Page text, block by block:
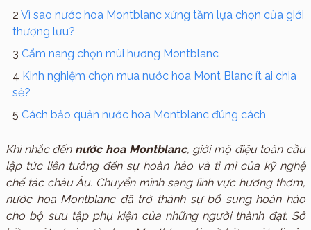
Vì sao nước hoa Montblanc xứng tầm lựa chọn của giới
thượng lưu?
Cẩm nang chọn mùi hương Montblanc
Kinh nghiệm chọn mua nước hoa Mont Blanc ít ai chia
sẻ?
Cách bảo quản nước hoa Montblanc đúng cách
Khi nhắc đến nước hoa Montblanc, giới mộ điệu toàn cầu
lập tức liên tưởng đến sự hoàn hảo và tỉ mỉ của kỹ nghệ
chế tác châu Âu. Chuyển mình sang lĩnh vực hương thơm,
nước hoa Montblanc đã trở thành sự bổ sung hoàn hảo
cho bộ sưu tập phụ kiện của những người thành đạt. Sở